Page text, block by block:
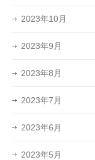
2023年10月
2023年9月
2023年8月
2023年7月
2023年6月
2023年5月